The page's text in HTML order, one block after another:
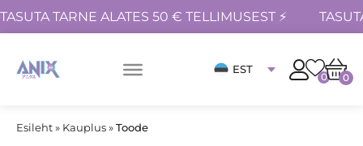
TASUTA TARNE ALATES 50 € TELLIMUSEST ⚡
EST
0 0
Esileht» Kauplus»Toode